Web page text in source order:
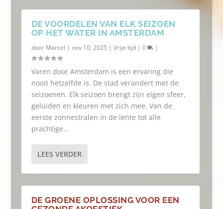
DE VOORDELEN VAN ELK SEIZOEN
OP HET WATER IN AMSTERDAM
door Marcel | nov 10, 2025 | Vrije tijd| 0 |
Varen door Amsterdam is een ervaring die
nooit hetzelfde is. De stad verandert met de
seizoenen. Elk seizoen brengt zijn eigen sfeer,
geluiden en kleuren met zich mee. Van de
eerste zonnestralen in de lente tot alle
prachtige...
LEES VERDER
DE GROENE OPLOSSING VOOR EEN